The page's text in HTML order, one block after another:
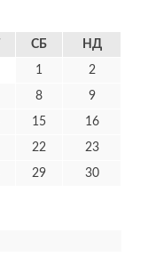
СБ НД
1 2
8 9
15 16
22 23
29 30